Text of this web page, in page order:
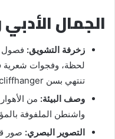
الجمال
زخرفة التشويق: فصول
لحظة، وفجوات شعرية
تنتهي بسن cliffhanger يجعلنا نتنفس بصعوبة.
وصف البيئة: من
واشنطن الملفوفة
التصوير البصري: صور